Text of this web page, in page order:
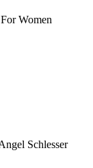
Women
Schlesser